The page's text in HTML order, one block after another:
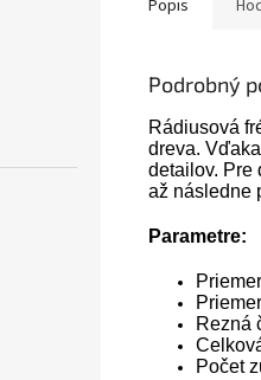
Popis
Podrobný
Rádiusová
dreva.
detailov. Pre
až následne
Parametre:
Rezná
Počet